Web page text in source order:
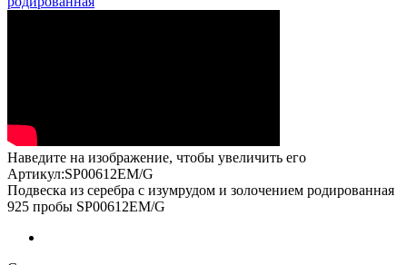
Наведите на изображение, чтобы увеличить его
Артикул:SP00612EM/G
Подвеска из серебра с изумрудом и золочением родированная
925 пробы SP00612EM/G